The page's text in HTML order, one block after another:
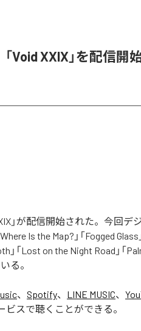
Void XXIX」を配信開
」が配信開始された。今回デ
Is the Map?」「Fogged
」「Lost on the Night Road」「
る。
、 Spotify、 LINE MUSIC、
ビスで聴くことができる。